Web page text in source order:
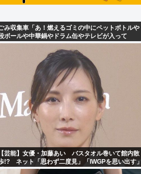
み収集車「あ！燃えるゴミの中にペットボトルや
ボールや中華鍋やドラム缶やテレビが入って
！」
【芸能】女優・加藤あい バスタオル巻いて館内散
!? ネット「思わず二度見」「IWGPを思い出す」
セクシーサンキュー」